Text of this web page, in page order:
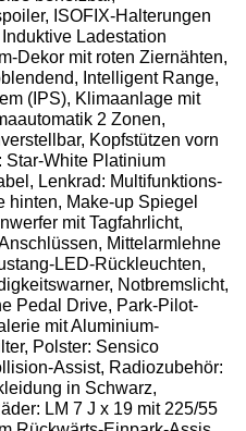
ISOFIX-Halterungen
Ladestation
Dekor mit roten Ziernähten,
Intelligent Range,
(IPS), Klimaanlage mit
2 Zonen,
Kopfstützen vorn
Star-White Platinium
Lenkrad: Multifunktions-
hinten, Make-up Spiegel
mit Tagfahrlicht,
Mittelarmlehne
LED-Rückleuchten,
Notbremslicht,
Pedal Drive, Park-Pilot-
mit Aluminium-
Polster: Sensico
Assist, Radiozubehör:
in Schwarz,
LM 7 J x 19 mit 225/55